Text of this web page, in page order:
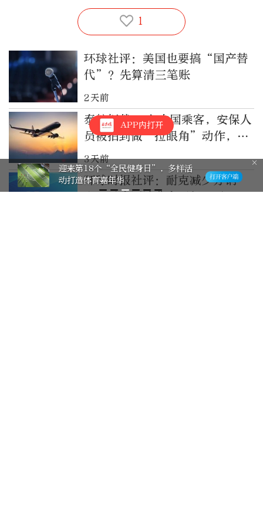
1
环球社评：美国也要搞“国产替
代”？先算清三笔账
2天前
泰航拒载22名中国乘客，安保人
员被拍到做“拉眼角”动作，泰
国机场致歉
3天前
环球时报社评：耐克减少分销
APP内打开
迎来第18个“全民健身日”，多样活
动打造体育嘉年华